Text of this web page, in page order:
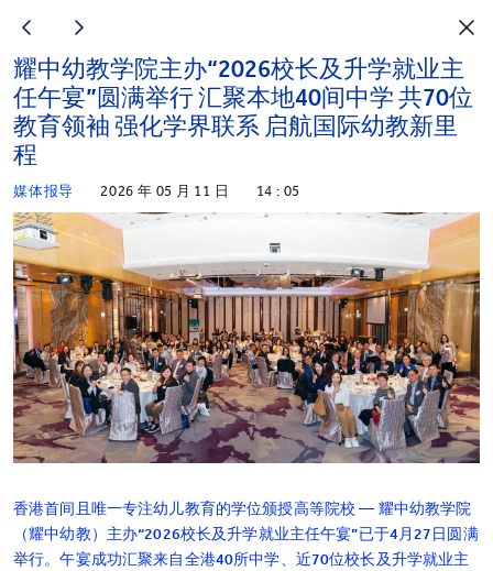
耀中幼教学院主办“2026校长及升学就业主
任午宴”圆满举行 汇聚本地40间中学 共70位
教育领袖 强化学界联系 启航国际幼教新里
程
媒体报导 2026 年 05 月 11 日 14 : 05
香港首间且唯一专注幼儿教育的学位颁授高等院校 — 耀中幼教学院
（耀中幼教）主办“2026校长及升学就业主任午宴”已于4月27日圆满
举行。午宴成功汇聚来自全港40所中学、近70位校长及升学就业主